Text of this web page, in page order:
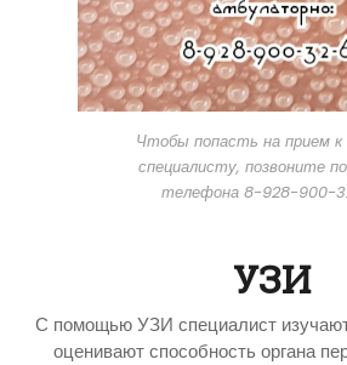
Чтобы попасть на прием к
специалисту, позвоните
телефона 8-928-900-
УЗИ
С помощью УЗИ специалист
оценивают способность органа